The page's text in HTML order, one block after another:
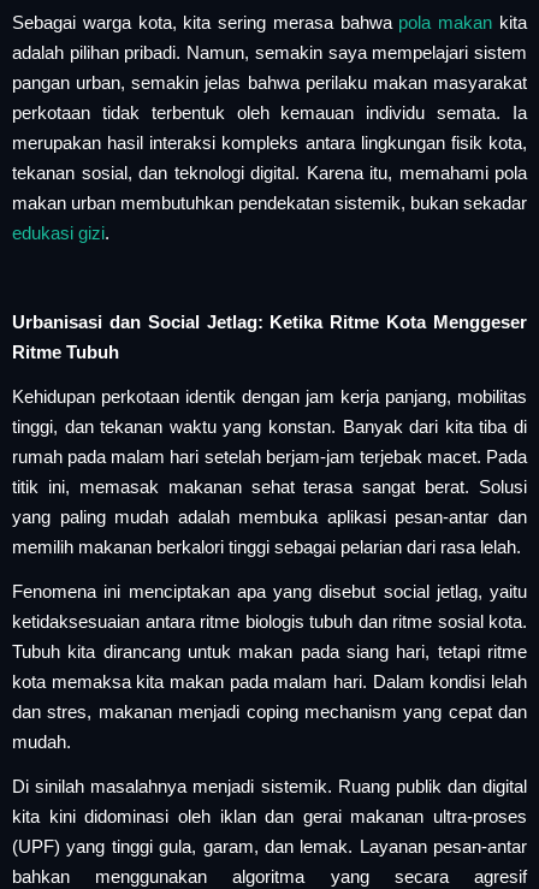
Sebagai warga kota, kita sering merasa bahwa pola makan kita
adalah pilihan pribadi. Namun, semakin saya mempelajari sistem
pangan urban, semakin jelas bahwa perilaku makan masyarakat
perkotaan tidak terbentuk oleh kemauan individu semata. Ia
merupakan hasil interaksi kompleks antara lingkungan fisik kota,
tekanan sosial, dan teknologi digital. Karena itu, memahami pola
makan urban membutuhkan pendekatan sistemik, bukan sekadar
edukasi gizi.
Urbanisasi dan Social Jetlag: Ketika Ritme Kota Menggeser
Ritme Tubuh
Kehidupan perkotaan identik dengan jam kerja panjang, mobilitas
tinggi, dan tekanan waktu yang konstan. Banyak dari kita tiba di
rumah pada malam hari setelah berjam-jam terjebak macet. Pada
titik ini, memasak makanan sehat terasa sangat berat. Solusi
yang paling mudah adalah membuka aplikasi pesan-antar dan
memilih makanan berkalori tinggi sebagai pelarian dari rasa lelah.
Fenomena ini menciptakan apa yang disebut social jetlag, yaitu
ketidaksesuaian antara ritme biologis tubuh dan ritme sosial kota.
Tubuh kita dirancang untuk makan pada siang hari, tetapi ritme
kota memaksa kita makan pada malam hari. Dalam kondisi lelah
dan stres, makanan menjadi coping mechanism yang cepat dan
mudah.
Di sinilah masalahnya menjadi sistemik. Ruang publik dan digital
kita kini didominasi oleh iklan dan gerai makanan ultra-proses
(UPF) yang tinggi gula, garam, dan lemak. Layanan pesan-antar
bahkan menggunakan algoritma yang secara agresif